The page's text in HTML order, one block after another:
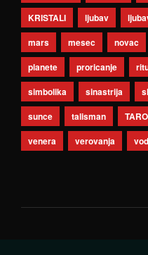
KRISTALI
ljubav
mars
mesec novac
planete
proricanje
simbolika
sinastrija
sunce
talisman
venera
verovanja